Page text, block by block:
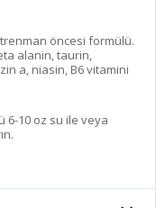
öncesi formülü.
alanin, taurin,
a, niasin, B6 vitamini
6-10 oz su ile veya